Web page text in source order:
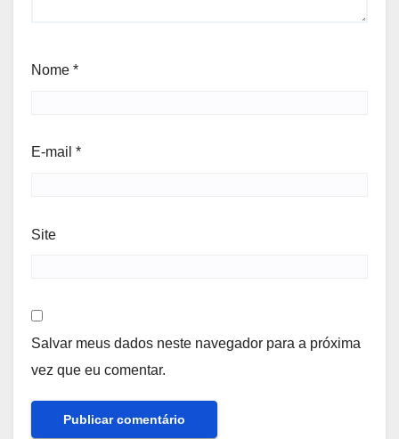
Nome *
E-mail *
Site
Salvar meus dados neste navegador para a próxima
vez que eu comentar.